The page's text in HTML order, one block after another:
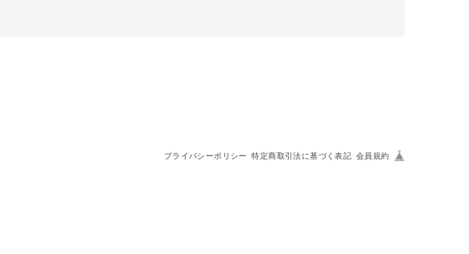
プライバシーポリシー 特定商取引法に基づく表記 会員規約